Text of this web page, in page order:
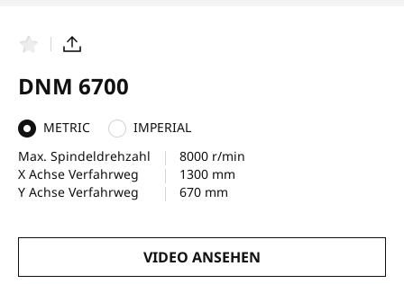
v
o
i
t
e
n
T
n
DNM 6700
METRIC
IMPERIAL
Max. Spindeldrehzahl
8000 r/min
X Achse Verfahrweg
1300 mm
Y Achse Verfahrweg
670 mm
VIDEO ANSEHEN